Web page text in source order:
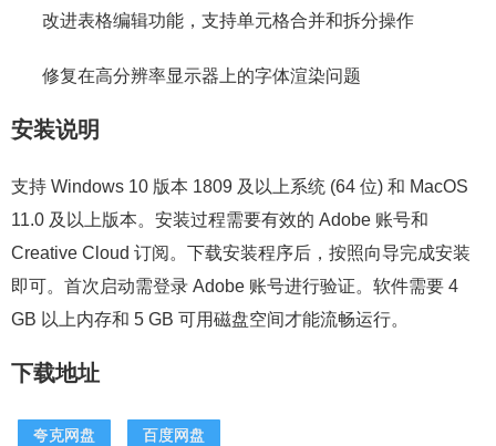
改进表格编辑功能，支持单元格合并和拆分操作
修复在高分辨率显示器上的字体渲染问题
安装说明
支持 Windows 10 版本 1809 及以上系统 (64 位) 和 MacOS
11.0 及以上版本。安装过程需要有效的 Adobe 账号和
Creative Cloud 订阅。下载安装程序后，按照向导完成安装
即可。首次启动需登录 Adobe 账号进行验证。软件需要 4
GB 以上内存和 5 GB 可用磁盘空间才能流畅运行。
下载地址
夸克网盘 百度网盘